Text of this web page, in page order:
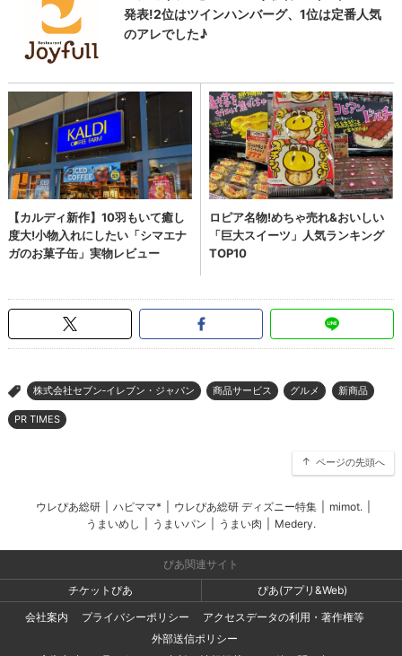
> 株式会社セブン‐イレブン・ジャパン 商品サービス グルメ 新商品
PR TIMES
ページの先頭へ
ウレぴあ総研 ハピママ* ウレぴあ総研 ディズニー特集 mimot.
うまいめし
うまいパン うまい肉 Medery.
ぴあ関連サイト
チケットぴあ
ぴあ(アプリ&Web)
会社案内
プライバシーポリシー
アクセスデータの利用・著作権等
外部送信ポリシー